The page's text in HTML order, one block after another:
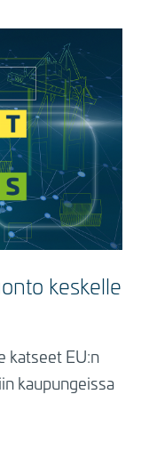
keskelle
katseet EU:n
kaupungeissa